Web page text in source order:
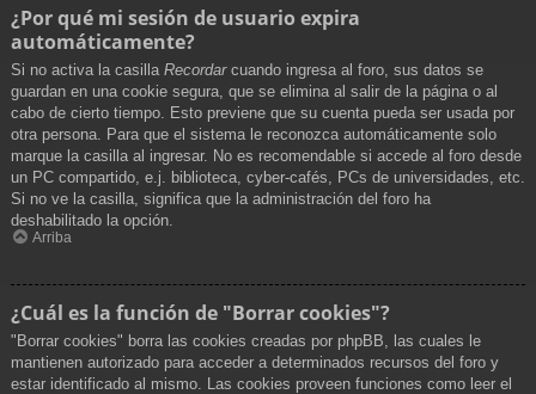
¿Por qué mi sesión de usuario expira
automáticamente?
Si no activa la casilla Recordarcuando ingresa al foro, sus datos se
guardan en una cookie segura, que se elimina al salir de la página o al
cabo de cierto tiempo. Esto previene que su cuenta pueda ser usada por
otra persona. Para que el sistema le reconozca automáticamente solo
marque la casilla al ingresar. No es recomendable si accede al foro desde
un PC compartido, e.j. biblioteca, cyber-cafés, PCs de universidades, etc.
Si no ve la casilla, significa que la administración del foro ha
deshabilitado la opción.
Arriba
¿Cuál es la función de "Borrar cookies"?
"Borrar cookies" borra las cookies creadas por phpBB, las cuales le
mantienen autorizado para acceder a determinados recursos del foro y
estar identificado al mismo. Las cookies proveen funciones como leer el